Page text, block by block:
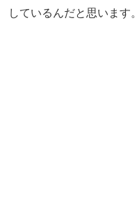
しているんだと思います。